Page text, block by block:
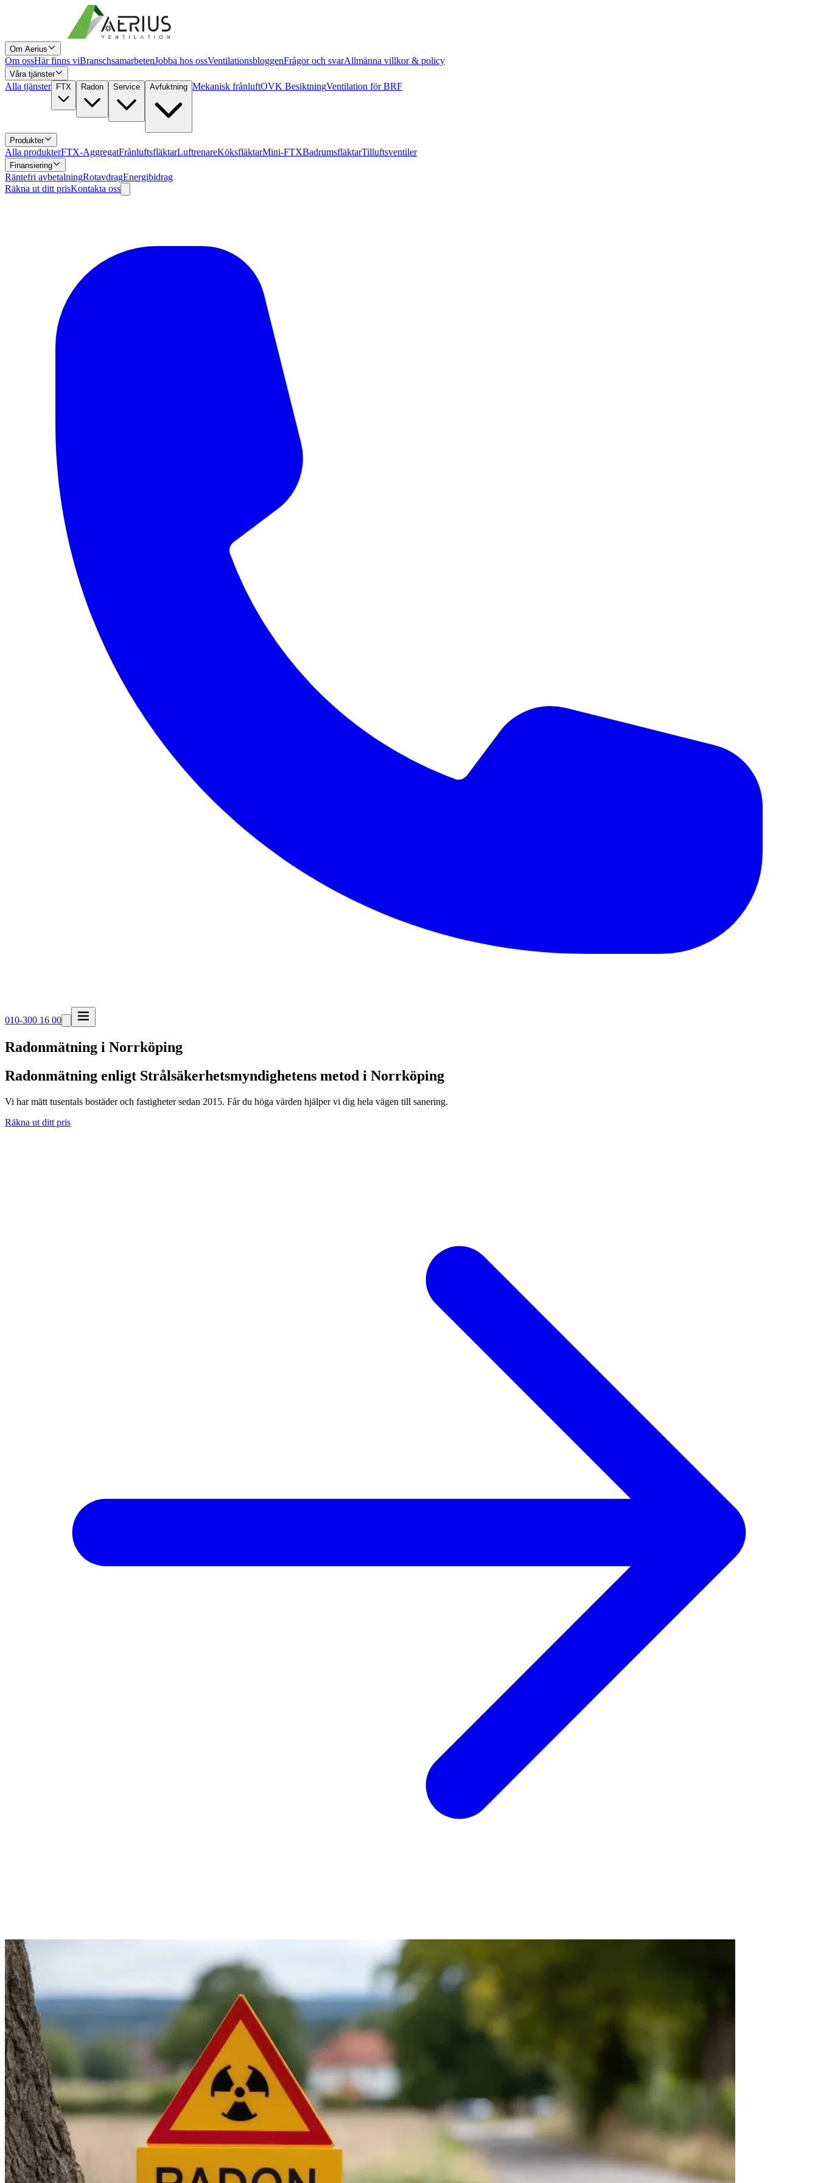
Om Aerius
Om ossHär finns viBranschsamarbetenJobba hos ossVentilationsbloggenFrågor och svarAllmänna villkor & policy
Våra tjänster
Alla tjänster FTX Radon Service Avfuktning Mekanisk frånluftOVK BesiktningVentilation för BRF
Produkter
Alla produkterFTX-AggregatFrånluftsfläktarLuftrenareKöksfläktarMini-FTXBadrumsfläktarTilluftsventiler
Finansiering
Räntefri avbetalningRotavdragEnergibidrag
Räkna ut ditt prisKontakta oss
010-300 16 00
Radonmätning i Norrköping
Radonmätning enligt Strålsäkerhetsmyndighetens metod i Norrköping
Vi har mätt tusentals bostäder och fastigheter sedan 2015. Får du höga värden hjälper vi dig hela vägen till sanering.
Räkna ut ditt pris